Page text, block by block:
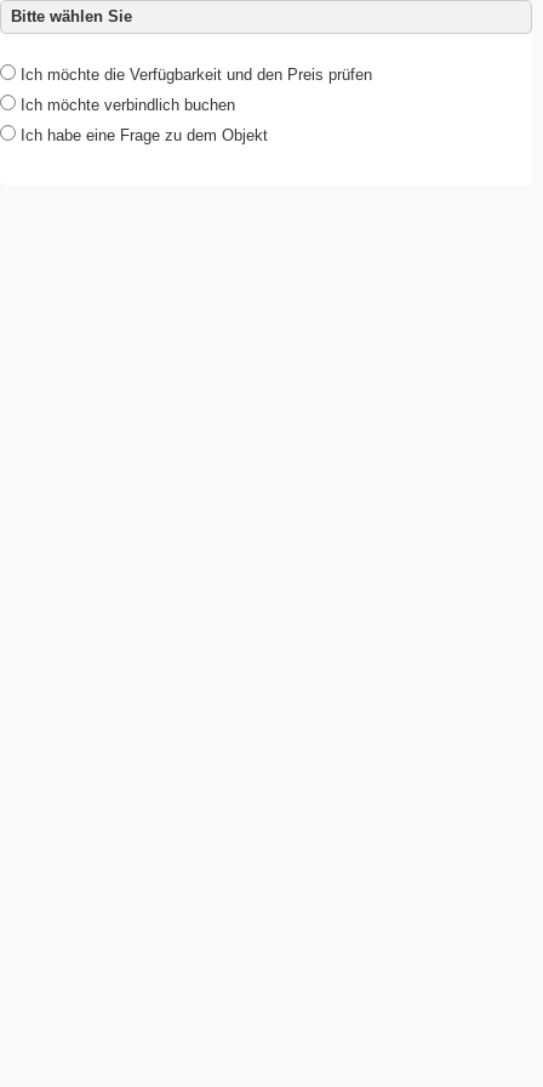
Bitte wählen Sie
Ich möchte die Verfügbarkeit und den Preis prüfen
Ich möchte verbindlich buchen
Ich habe eine Frage zu dem Objekt